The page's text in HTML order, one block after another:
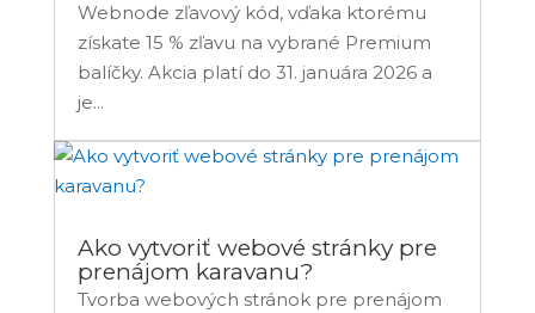
Webnode zľavový kód, vďaka ktorému
získate 15 % zľavu na vybrané Premium
balíčky. Akcia platí do 31. januára 2026 a
je...
Ako vytvoriť webové stránky pre
prenájom karavanu?
Tvorba webových stránok pre prenájom